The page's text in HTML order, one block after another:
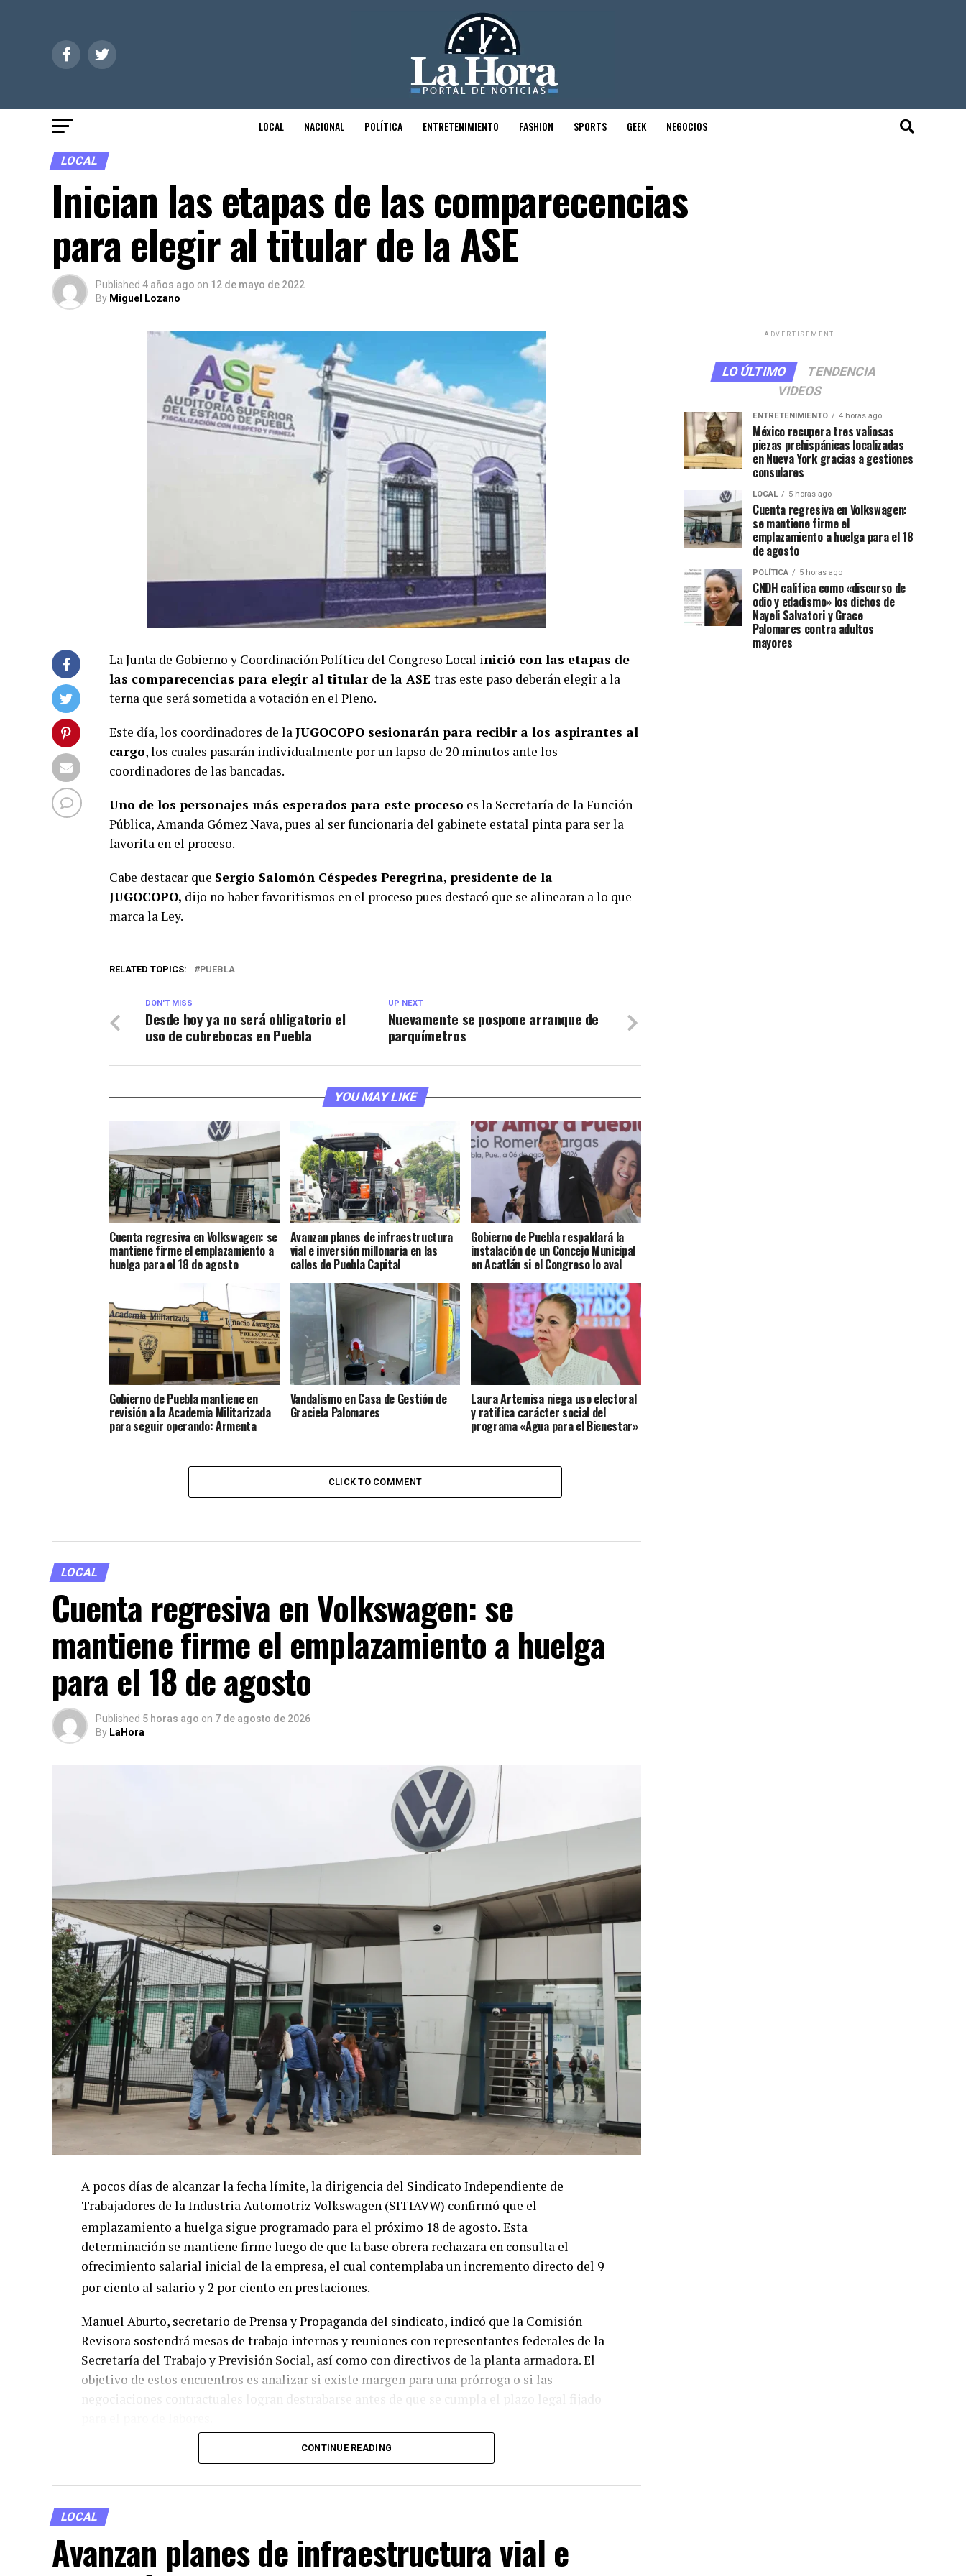
LOCAL NACIONAL POLÍTICA ENTRETENIMIENTO FASHION SPORTS GEEK NEGOCIOS
LOCAL
Inician las etapas de las comparecencias
para elegir al titular de la ASE
Published 4 años ago on 12 de mayo de 2022
By Miguel Lozano
La Junta de Gobierno y Coordinación Política del Congreso Local inició con las etapas de
las comparecencias para elegir al titular de la ASE tras este paso deberán elegir a la
terna que será sometida a votación en el Pleno.
Este día, los coordinadores de laJUGOCOPO sesionarán para recibir a los aspirantes al
cargo, los cuales pasarán individualmente por un lapso de 20 minutos ante los
coordinadores de las bancadas.
Uno de los personajes más esperados para este proceso es la Secretaría de la Función
Pública, Amanda Gómez Nava, pues al ser funcionaria del gabinete estatal pinta para ser la
favorita en el proceso.
Cabe destacar que Sergio Salomón Céspedes Peregrina, presidente de la
JUGOCOPO, dijo no haber favoritismos en el proceso pues destacó que se alinearan a lo que
marca la Ley.
RELATED TOPICS: PUEBLA
UP NEXT
Nuevamente se pospone arranque de
parquímetros
DON'T MISS
Desde hoy ya no será obligatorio el
uso de cubrebocas en Puebla
YOU MAY LIKE
Cuenta regresiva en Volkswagen: se
mantiene firme el emplazamiento a
huelga para el 18 de agosto
Avanzan planes de infraestructura
vial e inversión millonaria en las
calles de Puebla Capital
Gobierno de Puebla respaldará la
instalación de un Concejo Municipal
en Acatlán si el Congreso lo aval
Gobierno de Puebla mantiene en
revisión a la Academia Militarizada
para seguir operando: Armenta
Vandalismo en Casa de Gestión de
Graciela Palomares
Laura Artemisa niega uso electoral
y ratifica carácter social del
programa «Agua para el Bienestar»
CLICK TO COMMENT
LOCAL
Cuenta regresiva en Volkswagen: se
mantiene firme el emplazamiento a huelga
para el 18 de agosto
Published 5 horas ago on 7 de agosto de 2026
By LaHora
A pocos días de alcanzar la fecha límite, la dirigencia del Sindicato Independiente de
Trabajadores de la Industria Automotriz Volkswagen (SITIAVW) confirmó que el
emplazamiento a huelga sigue programado para el próximo 18 de agosto. Esta
determinación se mantiene firme luego de que la base obrera rechazara en consulta el
ofrecimiento salarial inicial de la empresa, el cual contemplaba un incremento directo del 9
por ciento al salario y 2 por ciento en prestaciones.
Manuel Aburto, secretario de Prensa y Propaganda del sindicato, indicó que la Comisión
Revisora sostendrá mesas de trabajo internas y reuniones con representantes federales de la
Secretaría del Trabajo y Previsión Social, así como con directivos de la planta armadora. El
objetivo de estos encuentros es analizar si existe margen para una prórroga o si las
negociaciones contractuales logran destrabarse antes de que se cumpla el plazo legal fijado
En tanto, directivos de Volkswagen de México han emitido llamados públicos a la base
futuro financiero común. Mientras las posturas de ambas partes se mantienen en una fase
crítica de diálogo, miles de familias poblanas y sectores económicos dependientes de la
industria automotriz se mantendrán a la expectativa de los acuerdos que se logren concretar
en la mesa de negociación.
CONTINUE READING
LOCAL
Avanzan planes de infraestructura vial e
ADVERTISEMENT
LO ÚLTIMO
TENDENCIA
VIDEOS
ENTRETENIMIENTO 4 horas ago
México recupera tres valiosas
piezas prehispánicas localizadas
en Nueva York gracias a gestiones
consulares
LOCAL 5 horas ago
Cuenta regresiva en Volkswagen:
se mantiene firme el
emplazamiento a huelga para el 18
de agosto
POLÍTICA 5 horas ago
CNDH califica como «discurso de
odio y edadismo» los dichos de
Nayeli Salvatori y Grace
Palomares contra adultos
mayores